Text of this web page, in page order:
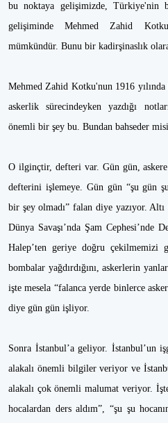
bu noktaya gelişimizde, Türkiye'nin
gelişiminde Mehmed Zahid
mümkündür. Bunu bir kadirşinaslık
Mehmed Zahid Kotku'nun 1916 yılında
askerlik sürecindeyken yazdığı
önemli bir şey bu. Bundan bahseder
O ilginçtir, defteri var. Gün gün, askere
defterini işlemeye. Gün gün “şu gün
bir şey olmadı” falan diye yazıyor.
Dünya Savaşı’nda Şam Cephesi’nde
Halep’ten geriye doğru çekilmemizi
bombalar yağdırdığını, askerlerin
işte mesela “falanca yerde binlerce
diye gün gün işliyor.
Sonra İstanbul’a geliyor. İstanbul’un
alakalı önemli bilgiler veriyor ve
alakalı çok önemli malumat veriyor.
hocalardan ders aldım”, “şu şu